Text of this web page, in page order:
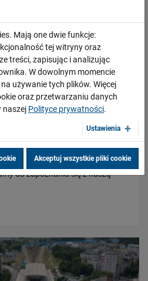
odcinka Toszek
linii kolejowej Toszek Północ -
na odcinku Toszek Północ -
do zapoznania się z naszą
Mają one dwie funkcje:
tej witryny oraz
treści, zapisując i analizując
W dowolnym momencie
używanie tych plików. Więcej
oraz przetwarzaniu danych
naszej Polityce prywatności.
Ustawienia
Akceptuj wszystkie pliki cookie